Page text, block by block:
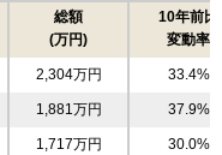
総額
(万円)
10年前比
変動率
2,304万円 33.4%
1,881万円 37.9%
1,717万円 30.0%